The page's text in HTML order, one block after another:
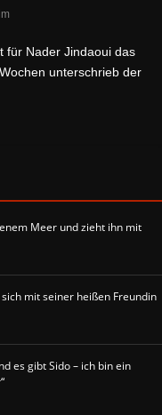
für Nader Jindaoui das
unterschrieb der
Meer und zieht ihn mit
mit seiner heißen Freundin
es gibt Sido – ich bin ein